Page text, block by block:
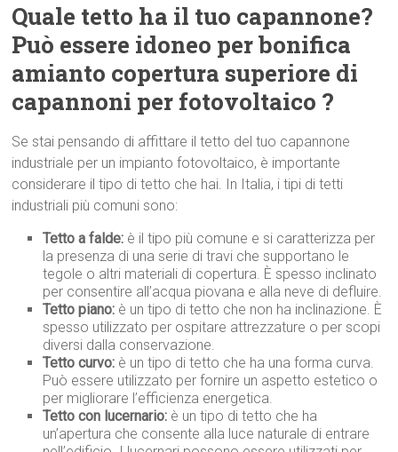
Quale tetto ha il tuo capannone?
Può essere idoneo per bonifica
amianto copertura superiore di
capannoni per fotovoltaico ?
Se stai pensando di affittare il tetto del tuo capannone
industriale per un impianto fotovoltaico, è importante
considerare il tipo di tetto che hai. In Italia, i tipi di tetti
industriali più comuni sono:
Tetto a falde: è il tipo più comune e si caratterizza per
la presenza di una serie di travi che supportano le
tegole o altri materiali di copertura. È spesso inclinato
per consentire all’acqua piovana e alla neve di defluire.
Tetto piano: è un tipo di tetto che non ha inclinazione. È
spesso utilizzato per ospitare attrezzature o per scopi
diversi dalla conservazione.
Tetto curvo: è un tipo di tetto che ha una forma curva.
Può essere utilizzato per fornire un aspetto estetico o
per migliorare l’efficienza energetica.
Tetto con lucernario: è un tipo di tetto che ha
un’apertura che consente alla luce naturale di entrare